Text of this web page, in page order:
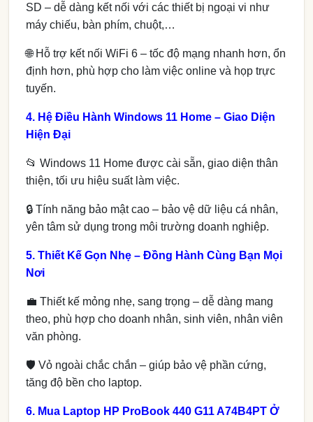
SD – dễ dàng kết nối với các thiết bị ngoại vi như
máy chiếu, bàn phím, chuột,…
🌐 Hỗ trợ kết nối WiFi 6 – tốc độ mạng nhanh hơn, ổn
định hơn, phù hợp cho làm việc online và họp trực
tuyến.
4. Hệ Điều Hành Windows 11 Home – Giao Diện
Hiện Đại
📂 Windows 11 Home được cài sẵn, giao diện thân
thiện, tối ưu hiệu suất làm việc.
🔒 Tính năng bảo mật cao – bảo vệ dữ liệu cá nhân,
yên tâm sử dụng trong môi trường doanh nghiệp.
5. Thiết Kế Gọn Nhẹ – Đồng Hành Cùng Bạn Mọi
Nơi
💼 Thiết kế mỏng nhẹ, sang trọng – dễ dàng mang
theo, phù hợp cho doanh nhân, sinh viên, nhân viên
văn phòng.
🛡 Vỏ ngoài chắc chắn – giúp bảo vệ phần cứng,
tăng độ bền cho laptop.
6. Mua Laptop HP ProBook 440 G11 A74B4PT Ở